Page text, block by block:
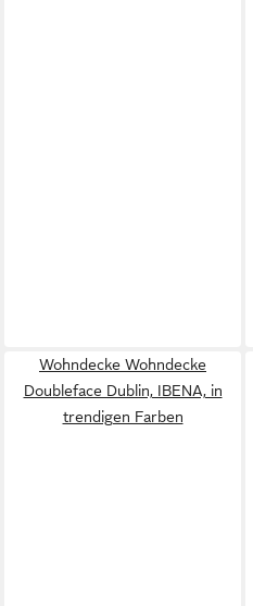
Wohndecke Wohndecke
Doubleface Dublin, IBENA, in
trendigen Farben